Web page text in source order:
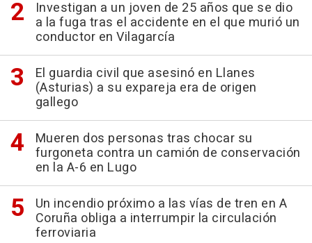
Investigan a un joven de 25 años que se dio
a la fuga tras el accidente en el que murió un
conductor en Vilagarcía
El guardia civil que asesinó en Llanes
(Asturias) a su expareja era de origen
gallego
Mueren dos personas tras chocar su
furgoneta contra un camión de conservación
en la A-6 en Lugo
Un incendio próximo a las vías de tren en A
Coruña obliga a interrumpir la circulación
ferroviaria